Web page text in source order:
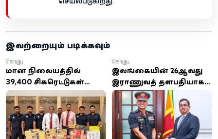
இவற்றையும் படிக்கவும்
விமான நிலையத்தில்
39,400 சிகரெட்டுகள்
பறிமுதல்:
வெளிநாட்டவருக்கு
250,000 ரூபாய் அபராதம்
கொழும்பு
இலங்கையின் 26ஆவது
இராணுவத் தளபதியாக
லெப்டினன்ட் ஜெனரல்
நிலந்த பிரேமரத்ன
நியமனம்
கொழும்பு